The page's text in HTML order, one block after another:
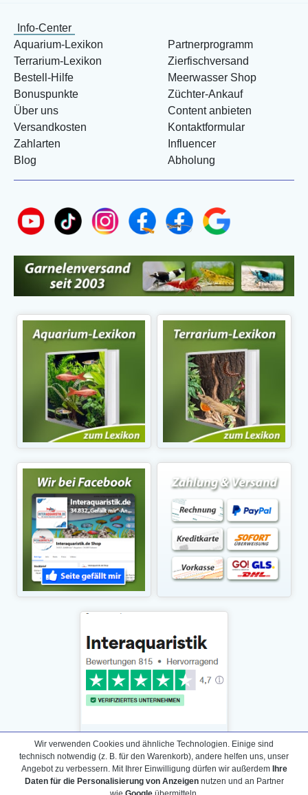
Info-Center
Aquarium-Lexikon
Terrarium-Lexikon
Bestell-Hilfe
Bonuspunkte
Über uns
Versandkosten
Zahlarten
Blog
Partnerprogramm
Zierfischversand
Meerwasser Shop
Züchter-Ankauf
Content anbieten
Kontaktformular
Influencer
Abholung
Daten­schutz­erklärung
Wir verwenden Cookies und ähnliche Technologien. Einige sind
technisch notwendig (z. B. für den Warenkorb), andere helfen uns, unser
Angebot zu verbessern. Mit Ihrer Einwilligung dürfen wir außerdem Ihre
Daten für die Personalisierung von Anzeigennutzen und an Partner